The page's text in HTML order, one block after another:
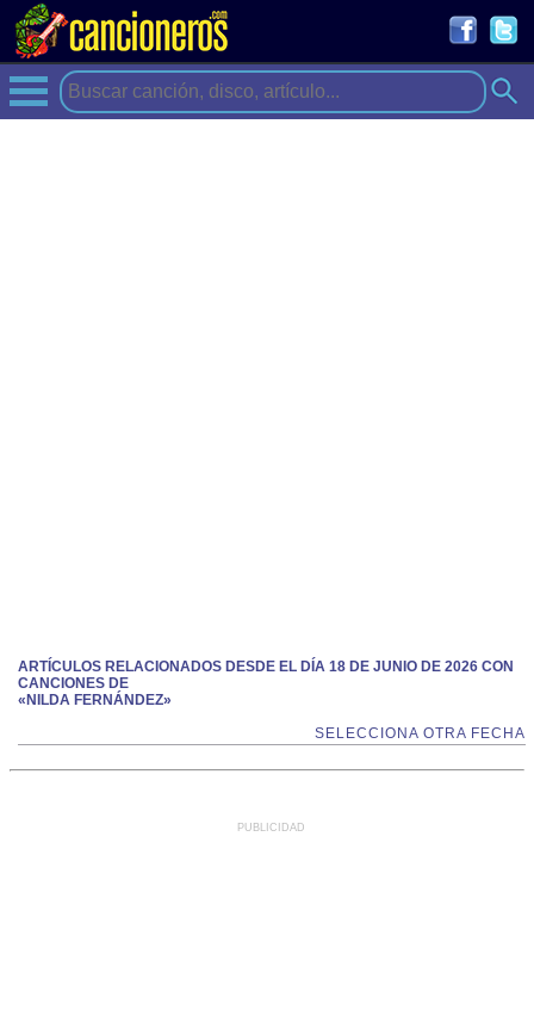
ARTÍCULOS RELACIONADOS DESDE EL DÍA 18 DE JUNIO DE 2026 CON
CANCIONES DE
«NILDA FERNÁNDEZ»
SELECCIONA OTRA FECHA
PUBLICIDAD